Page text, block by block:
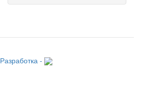
Разработка -